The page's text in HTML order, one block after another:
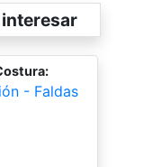
- Faldas